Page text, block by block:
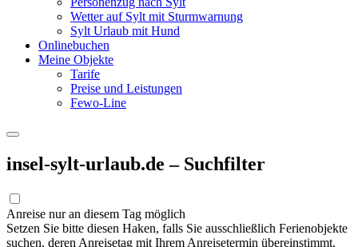
Wetter auf Sylt mit Sturmwarnung
Sylt Urlaub mit Hund
Onlinebuchen
Meine Objekte
Tarife
Preise und Leistungen
Fewo-Line
insel-sylt-urlaub.de – Suchfilter
Anreise nur an diesem Tag möglich
Setzen Sie bitte diesen Haken, falls Sie ausschließlich Ferienobjekte
suchen, deren Anreisetag mit Ihrem Anreisetermin übereinstimmt.